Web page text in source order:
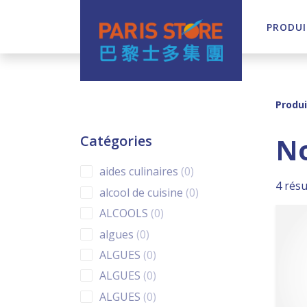
Navigation principale
Catégories
aides culinaires 00 products
alcool de cuisine 00 products
ALCOOLS 00 products
algues 00 products
ALGUES 00 products
ALGUES 00 products
ALGUES 00 products
4